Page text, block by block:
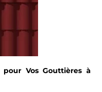
pour Vos Gouttières à